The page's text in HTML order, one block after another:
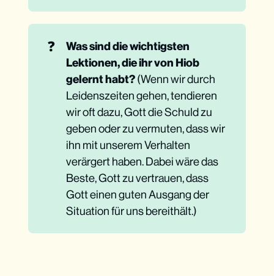
❓
Was sind die wichtigsten
Lektionen, die ihr von Hiob
gelernt habt?(Wenn wir durch
Leidenszeiten gehen, tendieren
wir oft dazu, Gott die Schuld zu
geben oder zu vermuten, dass wir
ihn mit unserem Verhalten
verärgert haben. Dabei wäre das
Beste, Gott zu vertrauen, dass
Gott einen guten Ausgang der
Situation für uns bereithält.)